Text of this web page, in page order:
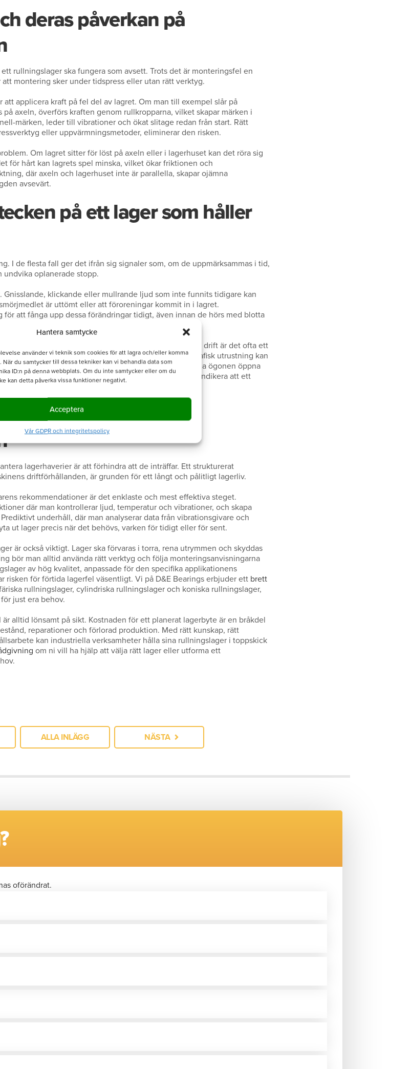
Hantera samtycke
använder vi teknik som cookies för att lagra och/eller komma
du samtycker till dessa tekniker kan vi behandla data som
ID:n på denna webbplats. Om du inte samtycker eller om du
kan detta påverka vissa funktioner negativt.
Acceptera
Vår GDPR och integritetspolicy
deras påverkan på
rullningslager ska fungera som avsett. Trots det är monteringsfel en
montering sker under tidspress eller utan rätt verktyg.
applicera kraft på fel del av lagret. Om man till exempel slår på
axeln, överförs kraften genom rullkropparna, vilket skapar märken i
märken, leder till vibrationer och ökat slitage redan från start. Rätt
eller uppvärmningsmetoder, eliminerar den risken.
Om lagret sitter för löst på axeln eller i lagerhuset kan det röra sig
för hårt kan lagrets spel minska, vilket ökar friktionen och
där axeln och lagerhuset inte är parallella, skapar ojämna
avsevärt.
på ett lager som håller
I de flesta fall ger det ifrån sig signaler som, om de uppmärksammas i tid,
oplanerade stopp.
klickande eller mullrande ljud som inte funnits tidigare kan
är uttömt eller att föroreningar kommit in i lagret.
att fånga upp dessa förändringar tidigt, även innan de hörs med blotta
Om lagerhuset blir ovanligt varmt under drift är det ofta ett
felaktig montering. Temperaturgivare och termografisk utrustning kan
kontinuerligt. Utöver ljud och värme bör man också hålla ögonen öppna
och synliga skador på tätningar, som alla kan indikera att ett
som förlänger
lagerhaverier är att förhindra att de inträffar. Ett strukturerat
driftförhållanden, är grunden för ett långt och pålitligt lagerliv.
rekommendationer är det enklaste och mest effektiva steget.
där man kontrollerar ljud, temperatur och vibrationer, och skapa
underhåll, där man analyserar data från vibrationsgivare och
ut lager precis när det behövs, varken för tidigt eller för sent.
är också viktigt. Lager ska förvaras i torra, rena utrymmen och skyddas
bör man alltid använda rätt verktyg och följa monteringsanvisningarna
av hög kvalitet, anpassade för den specifika applikationens
risken för förtida lagerfel väsentligt. Vi på D&E Bearings erbjuder ett brett
rullningslager, cylindriska rullningslager och koniska rullningslager,
just era behov.
alltid lönsamt på sikt. Kostnaden för ett planerat lagerbyte är en bråkdel
reparationer och förlorad produktion. Med rätt kunskap, rätt
kan industriella verksamheter hålla sina rullningslager i toppskick
om ni vill ha hjälp att välja rätt lager eller utforma ett
ALLA INLÄGG NÄSTA
oförändrat.